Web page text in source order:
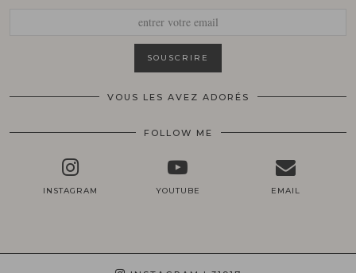
VOUS LES AVEZ ADORÉS
FOLLOW ME
INSTAGRAM YOUTUBE EMAIL